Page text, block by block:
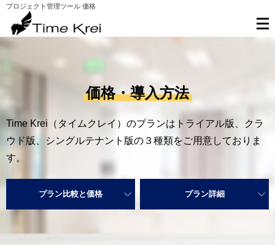
プロジェクト管理ツール 価格
価格・導入方法
Time Krei（タイムクレイ）のプランはトライアル版、クラ
ウド版、シングルテナント版の３種類をご用意しておりま
す。
プラン比較と価格 プラン詳細